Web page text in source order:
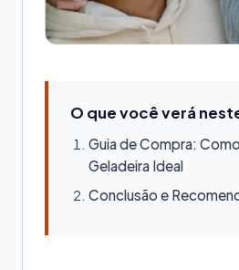
O que você verá
Guia de Compra:
Geladeira Ideal
Conclusão e